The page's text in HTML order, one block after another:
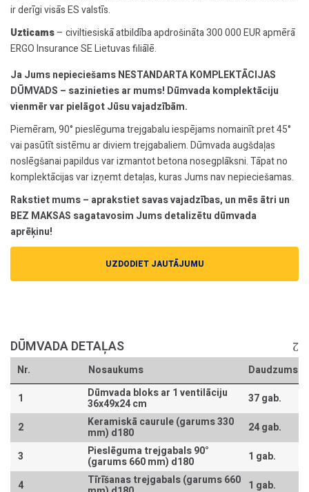
ir derīgi visās ES valstīs.
Uzticams– civiltiesiskā atbildība apdrošināta 300 000 EUR apmērā
ERGO Insurance SE Lietuvas filiālē.
Ja Jums nepieciešams NESTANDARTA KOMPLEKTĀCIJAS
DŪMVADS – sazinieties ar mums! Dūmvada komplektāciju
vienmēr var pielāgot Jūsu vajadzībām.
Piemēram, 90° pieslēguma trejgabalu iespējams nomainīt pret 45°
vai pasūtīt sistēmu ar diviem trejgabaliem. Dūmvada augšdaļas
noslēgšanai papildus var izmantot betona nosegplāksni. Tāpat no
komplektācijas var izņemt detaļas, kuras Jums nav nepieciešamas.
Rakstiet mums – aprakstiet savas vajadzības, un mēs ātri un
BEZ MAKSAS sagatavosim Jums detalizētu dūmvada
aprēķinu!
UZDODIET JAUTĀJUMU
DŪMVADA DETAĻAS
Nr. Nosaukums
Daudzums
1
Dūmvada bloks ar 1 ventilāciju
36x49x24 cm
37 gab.
2
Keramiskā caurule (garums 330
mm) d180
24 gab.
3
Pieslēguma trejgabals 90°
(garums 660 mm) d180
1 gab.
4
Tīrīšanas trejgabals (garums 660 1 gab.